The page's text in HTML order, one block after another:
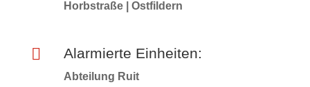
Horbstraße | Ostfildern
 Alarmierte Einheiten:
Abteilung Ruit